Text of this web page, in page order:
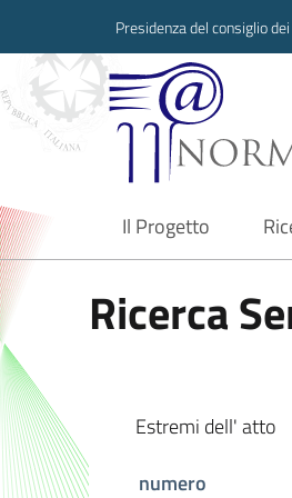
Presidenza del consiglio
Il Progetto
current
Ricerca
Estremi dell' atto
numero